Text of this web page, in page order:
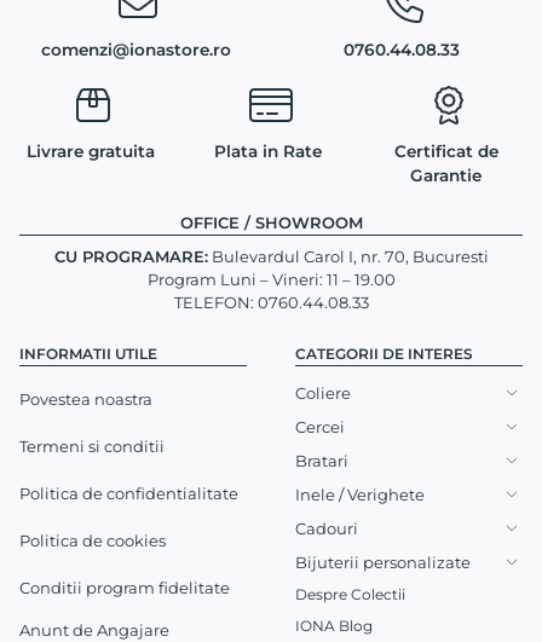
comenzi@ionastore.ro 0760.44.08.33
Livrare gratuita Plata in Rate
Certificat de
Garantie
INFORMATII UTILE
Povestea noastra
Termeni si conditii
Politica de confidentialitate
Politica de cookies
Conditii program fidelitate
Anunt de Angajare
OFFICE / SHOWROOM
CU PROGRAMARE:Bulevardul Carol I, nr. 70, Bucuresti
Program Luni – Vineri: 11 – 19.00
TELEFON: 0760.44.08.33
CATEGORII DE INTERES
Coliere
Cercei
Bratari
Inele / Verighete
Cadouri
Bijuterii personalizate
Despre Colectii
IONA Blog